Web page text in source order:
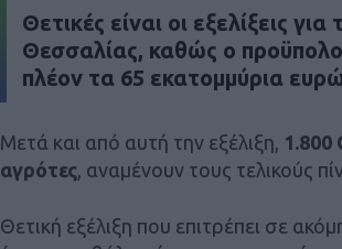
Θετικές είναι οι εξελίξεις για
Θεσσαλίας, καθώς ο
πλέον τα 65 εκατομμύρια
Μετά και από αυτή την εξέλιξη, 1.800
αγρότες, αναμένουν τους τελικούς
Θετική εξέλιξη που επιτρέπει σε